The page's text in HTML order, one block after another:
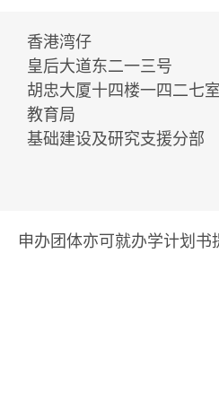
香港湾仔
皇后大道东二一三号
胡忠大厦十四楼一四二七室
教育局
基础建设及研究支援分部
申办团体亦可就办学计划书